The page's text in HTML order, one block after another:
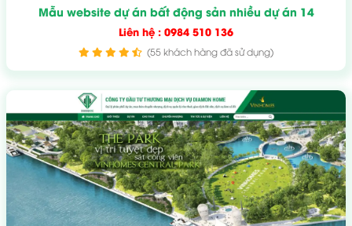
Mẫu website dự án bất động sản nhiều dự án 14
Liên hệ : 0984 510 136
(55 khách hàng đã sử dụng)